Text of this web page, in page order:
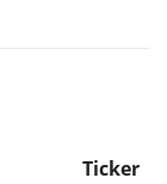
Ticker